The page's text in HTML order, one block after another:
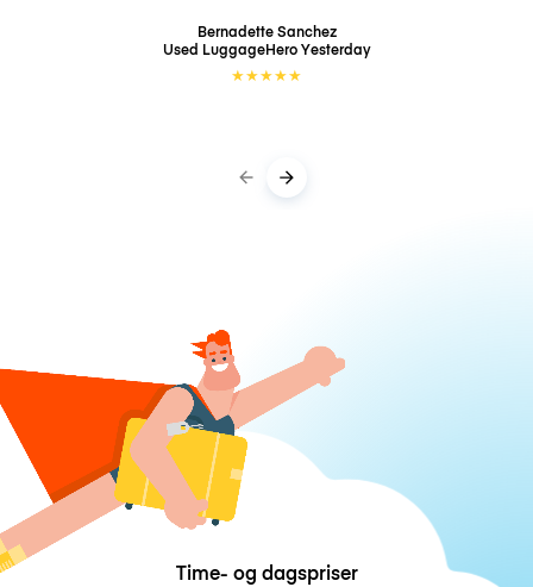
Bernadette Sanchez
Used LuggageHeroYesterday
★★★★★
Time- og dagspriser